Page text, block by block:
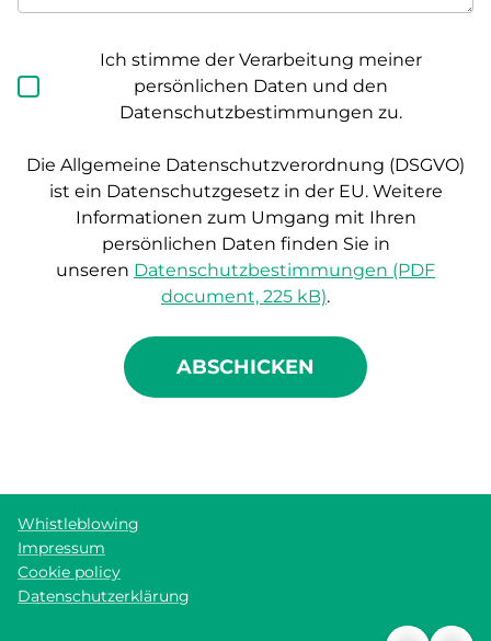
Ich stimme der Verarbeitung meiner
persönlichen Daten und den
Datenschutzbestimmungen zu.
Die Allgemeine Datenschutzverordnung (DSGVO)
ist ein Datenschutzgesetz in der EU. Weitere
Informationen zum Umgang mit Ihren
persönlichen Daten finden Sie in
unseren Datenschutzbestimmungen (PDF
document, 225 kB).
ABSCHICKEN
Whistleblowing
Impressum
Cookie policy
Datenschutzerklärung